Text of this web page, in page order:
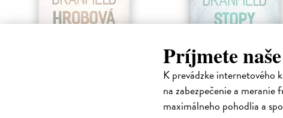
Príjmete
K prevádzke internetového
na zabezpečenie a meranie
maximálneho pohodlia a
Stopy v dešti